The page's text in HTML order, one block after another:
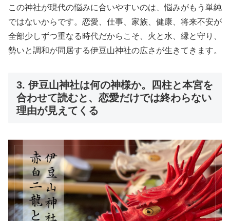
この神社が現代の悩みに合いやすいのは、悩みがもう単純
ではないからです。恋愛、仕事、家族、健康、将来不安が
全部少しずつ重なる時代だからこそ、火と水、縁と守り、
勢いと調和が同居する伊豆山神社の広さが生きてきます。
3. 伊豆山神社は何の神様か。四柱と本宮を
合わせて読むと、恋愛だけでは終わらない
理由が見えてくる